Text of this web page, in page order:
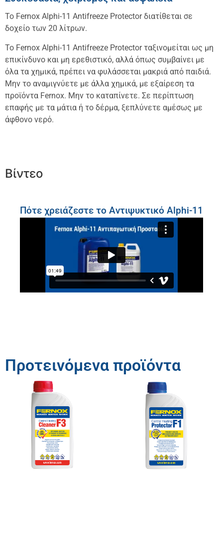
Το Fernox Alphi-11 Antifreeze Protector διατίθεται σε
δοχείο των 20 λίτρων.
Το Fernox Alphi-11 Antifreeze Protector ταξινομείται ως μη
επικίνδυνο και μη ερεθιστικό, αλλά όπως συμβαίνει με
όλα τα χημικά, πρέπει να φυλάσσεται μακριά από παιδιά.
Μην το αναμιγνύετε με άλλα χημικά, με εξαίρεση τα
προϊόντα Fernox. Μην το καταπίνετε. Σε περίπτωση
επαφής με τα μάτια ή το δέρμα, ξεπλύνετε αμέσως με
άφθονο νερό.
Βίντεο
Πότε χρειάζεστε το Αντιψυκτικό Alphi-11
Προτεινόμενα προϊόντα